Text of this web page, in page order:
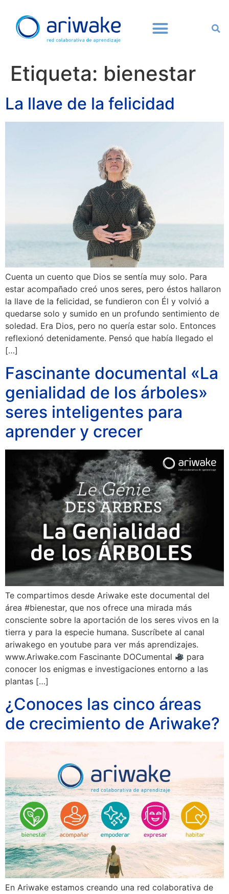
Etiqueta: bienestar
La llave de la felicidad
Cuenta un cuento que Dios se sentía muy solo. Para
estar acompañado creó unos seres, pero éstos hallaron
la llave de la felicidad, se fundieron con Él y volvió a
quedarse solo y sumido en un profundo sentimiento de
soledad. Era Dios, pero no quería estar solo. Entonces
reflexionó detenidamente. Pensó que había llegado el
[…]
Fascinante documental «La
genialidad de los árboles»
seres inteligentes para
aprender y crecer
Te compartimos desde Ariwake este documental del
área #bienestar, que nos ofrece una mirada más
consciente sobre la aportación de los seres vivos en la
tierra y para la especie humana. Suscríbete al canal
ariwakego en youtube para ver más aprendizajes.
www.Ariwake.com Fascinante DOCumental
para
conocer los enigmas e investigaciones entorno a las
plantas […]
¿Conoces las cinco áreas
de crecimiento de Ariwake?
En Ariwake estamos creando una red colaborativa de